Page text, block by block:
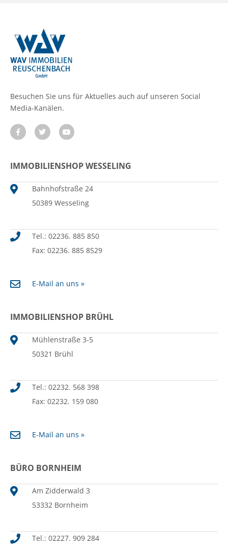
Besuchen Sie uns für Aktuelles auch auf unseren Social
Media-Kanälen.
IMMOBILIENSHOP WESSELING
Bahnhofstraße 24
50389 Wesseling
Tel.: 02236. 885 850
Fax: 02236. 885 8529
E-Mail an uns »
IMMOBILIENSHOP BRÜHL
Mühlenstraße 3-5
50321 Brühl
Tel.: 02232. 568 398
Fax: 02232. 159 080
E-Mail an uns »
BÜRO BORNHEIM
Am Zidderwald 3
53332 Bornheim
Tel.: 02227. 909 284